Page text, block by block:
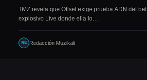
TMZ revela que Offset exige prueba ADN del
explosivo Live donde ella lo…
RE Redacción Muzikali